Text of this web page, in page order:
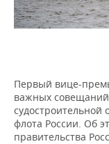
ONLINE-
ХОККЕЙ
ВОЛЕЙБОЛ
КИБЕРСПОРТ
ВЛАСТЬ
ИСТОРИЯ
КУЛЬТУРА
СЮЖЕТЫ
СПИСОК ПЕРСОН
СПИСОК
ПОЛНАЯ ВЕРСИЯ
Первый вице-
важных
судостроительной
флота России. Об
правительства